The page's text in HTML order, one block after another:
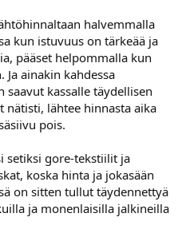
halvemmalla
kun istuvuus on tärkeää ja
pääset helpommalla kun
ainakin kahdessa
saavut kassalle täydellisen
nätisti, lähtee hinnasta aika
pois.
setiksi gore-tekstiilit ja
koska hinta ja jokasään
on sitten tullut täydennettyä
ja monenlaisilla jalkineilla